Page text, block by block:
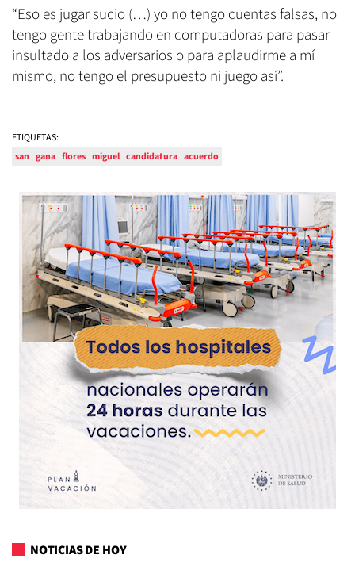
“Eso es jugar sucio (…) yo no tengo cuentas falsas, no
tengo gente trabajando en computadoras para pasar
insultado a los adversarios o para aplaudirme a mí
mismo, no tengo el presupuesto ni juego así”.
ETIQUETAS:
san gana flores miguel candidatura acuerdo
NOTICIAS DE HOY